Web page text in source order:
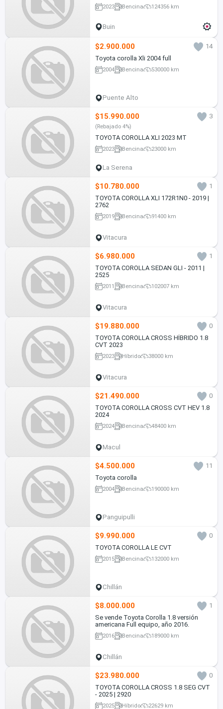
2023 Bencina 124356 km
Buin
$2.900.000
14
Toyota corolla Xli 2004 full
2004 Bencina 530000 km
Puente Alto
$15.990.000 3
(Rebajado 4%)
TOYOTA COROLLA XLI 2023 MT
2023 Bencina 23000 km
La Serena
$10.780.000
1
TOYOTA COROLLA XLI 172R1N0 - 2019 |
2762
2019 Bencina 91400 km
Vitacura
$6.980.000
1
TOYOTA COROLLA SEDAN GLI - 2011 |
2525
2011 Bencina 102007 km
Vitacura
$19.880.000
0
TOYOTA COROLLA CROSS HÍBRIDO 1.8
CVT 2023
2023 Híbrido 38000 km
Vitacura
$21.490.000
0
TOYOTA COROLLA CROSS CVT HEV 1.8
2024
2024 Bencina 48400 km
Macul
$4.500.000
11
Toyota corolla
2004 Bencina 190000 km
Panguipulli
$9.990.000
0
TOYOTA COROLLA LE CVT
2015 Bencina 132000 km
Chillán
$8.000.000
1
Se vende Toyota Corolla 1.8 versión
americana Full equipo, año 2016.
2016 Bencina 189000 km
Chillán
$23.980.000
0
TOYOTA COROLLA CROSS 1.8 SEG CVT
- 2025 | 2920
2025 Híbrido 22629 km